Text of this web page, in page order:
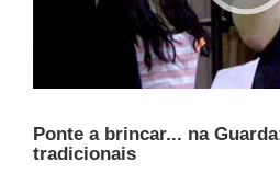
Ponte a brincar... na
tradicionais
CEIP VITE I -